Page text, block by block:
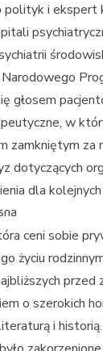
polityk i ekspert
głosem
w
zamkniętym
dotyczących
dla
ceni sobie
życiu
przed
o szerokich
i